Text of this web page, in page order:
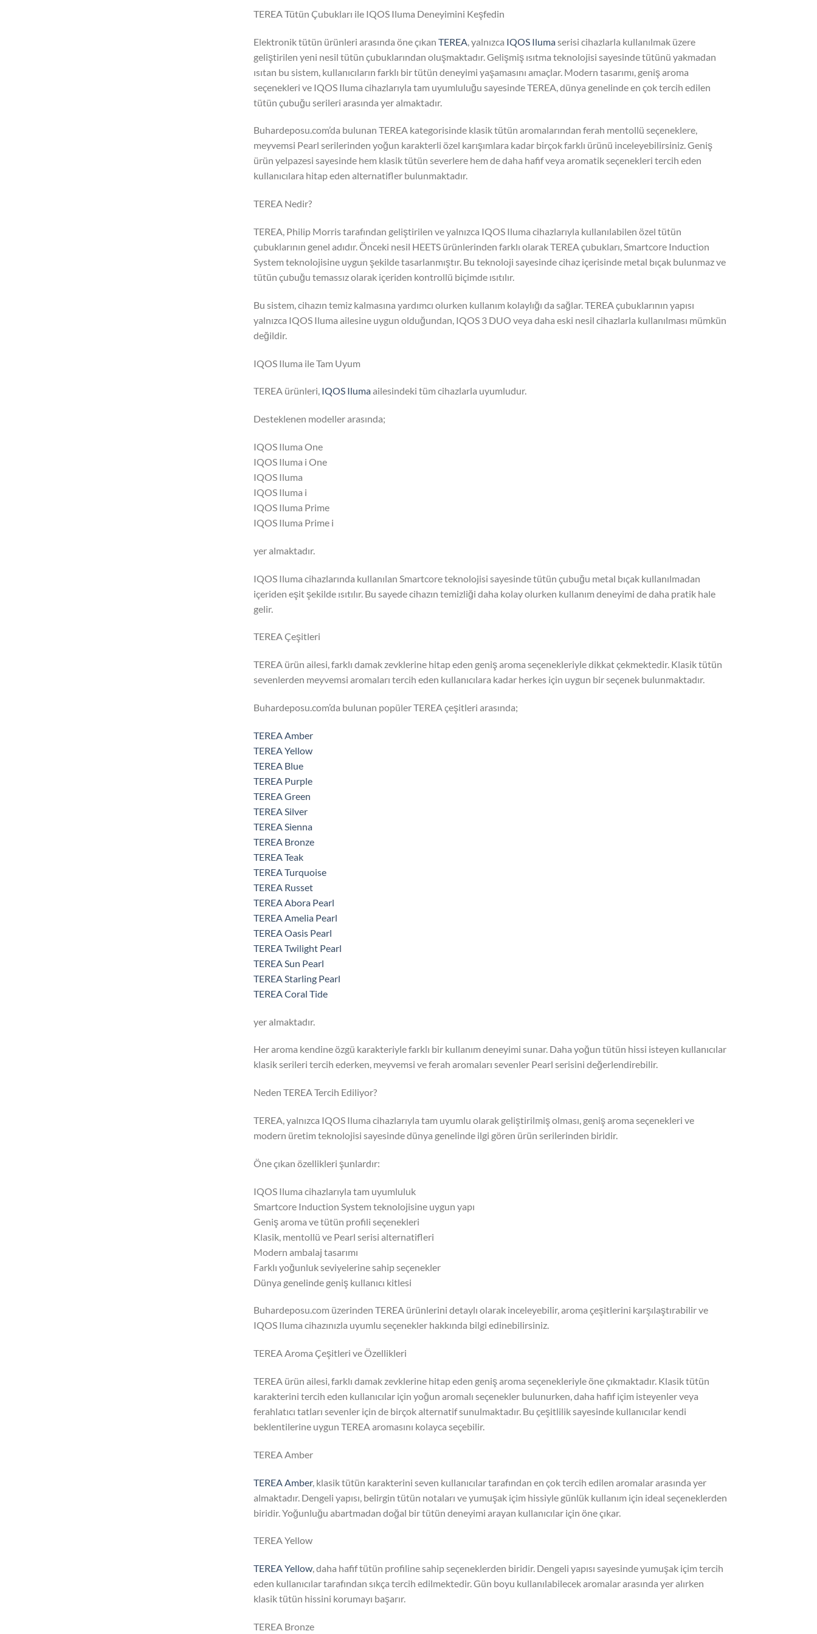
TEREA Tütün Çubukları ile IQOS Iluma Deneyimini Keşfedin
Elektronik tütün ürünleri arasında öne çıkan TEREA , yalnızca IQOS Ilumaserisi cihazlarla kullanılmak üzere
geliştirilen yeni nesil tütün çubuklarından oluşmaktadır. Gelişmiş ısıtma teknolojisi sayesinde tütünü yakmadan
ısıtan bu sistem, kullanıcıların farklı bir tütün deneyimi yaşamasını amaçlar. Modern tasarımı, geniş aroma
seçenekleri ve IQOS Iluma cihazlarıyla tam uyumluluğu sayesinde TEREA, dünya genelinde en çok tercih edilen
tütün çubuğu serileri arasında yer almaktadır.
Buhardeposu.com’da bulunan TEREA kategorisinde klasik tütün aromalarından ferah mentollü seçeneklere,
meyvemsi Pearl serilerinden yoğun karakterli özel karışımlara kadar birçok farklı ürünü inceleyebilirsiniz. Geniş
ürün yelpazesi sayesinde hem klasik tütün severlere hem de daha hafif veya aromatik seçenekleri tercih eden
kullanıcılara hitap eden alternatifler bulunmaktadır.
TEREA Nedir?
TEREA, Philip Morris tarafından geliştirilen ve yalnızca IQOS Iluma cihazlarıyla kullanılabilen özel tütün
çubuklarının genel adıdır. Önceki nesil HEETS ürünlerinden farklı olarak TEREA çubukları, Smartcore Induction
System teknolojisine uygun şekilde tasarlanmıştır. Bu teknoloji sayesinde cihaz içerisinde metal bıçak bulunmaz ve
tütün çubuğu temassız olarak içeriden kontrollü biçimde ısıtılır.
Bu sistem, cihazın temiz kalmasına yardımcı olurken kullanım kolaylığı da sağlar. TEREA çubuklarının yapısı
yalnızca IQOS Iluma ailesine uygun olduğundan, IQOS 3 DUO veya daha eski nesil cihazlarla kullanılması mümkün
değildir.
IQOS Iluma ile Tam Uyum
TEREA ürünleri, IQOS Ilumaailesindeki tüm cihazlarla uyumludur.
Desteklenen modeller arasında;
IQOS Iluma One
IQOS Iluma i One
IQOS Iluma
IQOS Iluma i
IQOS Iluma Prime
IQOS Iluma Prime i
yer almaktadır.
IQOS Iluma cihazlarında kullanılan Smartcore teknolojisi sayesinde tütün çubuğu metal bıçak kullanılmadan
içeriden eşit şekilde ısıtılır. Bu sayede cihazın temizliği daha kolay olurken kullanım deneyimi de daha pratik hale
gelir.
TEREA Çeşitleri
TEREA ürün ailesi, farklı damak zevklerine hitap eden geniş aroma seçenekleriyle dikkat çekmektedir. Klasik tütün
sevenlerden meyvemsi aromaları tercih eden kullanıcılara kadar herkes için uygun bir seçenek bulunmaktadır.
Buhardeposu.com’da bulunan popüler TEREA çeşitleri arasında;
TEREA Amber
TEREA Yellow
TEREA Blue
TEREA Purple
TEREA Green
TEREA Silver
TEREA Sienna
TEREA Bronze
TEREA Teak
TEREA Turquoise
TEREA Russet
TEREA Abora Pearl
TEREA Amelia Pearl
TEREA Oasis Pearl
TEREA Twilight Pearl
TEREA Sun Pearl
TEREA Starling Pearl
TEREA Coral Tide
yer almaktadır.
Her aroma kendine özgü karakteriyle farklı bir kullanım deneyimi sunar. Daha yoğun tütün hissi isteyen kullanıcılar
klasik serileri tercih ederken, meyvemsi ve ferah aromaları sevenler Pearl serisini değerlendirebilir.
Neden TEREA Tercih Ediliyor?
TEREA, yalnızca IQOS Iluma cihazlarıyla tam uyumlu olarak geliştirilmiş olması, geniş aroma seçenekleri ve
modern üretim teknolojisi sayesinde dünya genelinde ilgi gören ürün serilerinden biridir.
Öne çıkan özellikleri şunlardır:
IQOS Iluma cihazlarıyla tam uyumluluk
Smartcore Induction System teknolojisine uygun yapı
Geniş aroma ve tütün profili seçenekleri
Klasik, mentollü ve Pearl serisi alternatifleri
Modern ambalaj tasarımı
Farklı yoğunluk seviyelerine sahip seçenekler
Dünya genelinde geniş kullanıcı kitlesi
Buhardeposu.com üzerinden TEREA ürünlerini detaylı olarak inceleyebilir, aroma çeşitlerini karşılaştırabilir ve
IQOS Iluma cihazınızla uyumlu seçenekler hakkında bilgi edinebilirsiniz.
TEREA Aroma Çeşitleri ve Özellikleri
TEREA ürün ailesi, farklı damak zevklerine hitap eden geniş aroma seçenekleriyle öne çıkmaktadır. Klasik tütün
karakterini tercih eden kullanıcılar için yoğun aromalı seçenekler bulunurken, daha hafif içim isteyenler veya
ferahlatıcı tatları sevenler için de birçok alternatif sunulmaktadır. Bu çeşitlilik sayesinde kullanıcılar kendi
beklentilerine uygun TEREA aromasını kolayca seçebilir.
TEREA Amber
TEREA Amber, klasik tütün karakterini seven kullanıcılar tarafından en çok tercih edilen aromalar arasında yer
almaktadır. Dengeli yapısı, belirgin tütün notaları ve yumuşak içim hissiyle günlük kullanım için ideal seçeneklerden
biridir. Yoğunluğu abartmadan doğal bir tütün deneyimi arayan kullanıcılar için öne çıkar.
TEREA Yellow
TEREA Yellow, daha hafif tütün profiline sahip seçeneklerden biridir. Dengeli yapısı sayesinde yumuşak içim tercih
eden kullanıcılar tarafından sıkça tercih edilmektedir. Gün boyu kullanılabilecek aromalar arasında yer alırken
klasik tütün hissini korumayı başarır.
TEREA Bronze